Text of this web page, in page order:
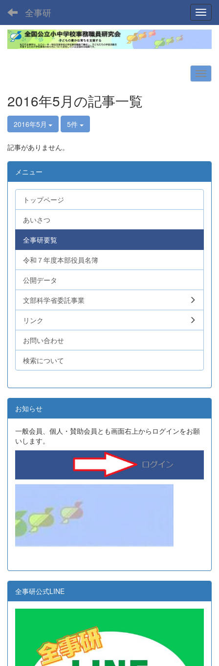
全事研
2016年5月の記事一覧
2016年5月 5件
記事がありません。
メニュー
トップページ
あいさつ
全事研要覧
令和７年度本部役員名簿
公開データ
文部科学省委託事業
リンク
お問い合わせ
検索について
お知らせ
一般会員、個人・賛助会員とも画面右上からログインをお願
いします。
全事研公式LINE